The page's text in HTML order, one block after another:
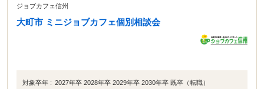
ジョブカフェ信州
大町市 ミニジョブカフェ個別相談会
対象卒年 : 2027年卒 2028年卒 2029年卒 2030年卒 既卒（転職）